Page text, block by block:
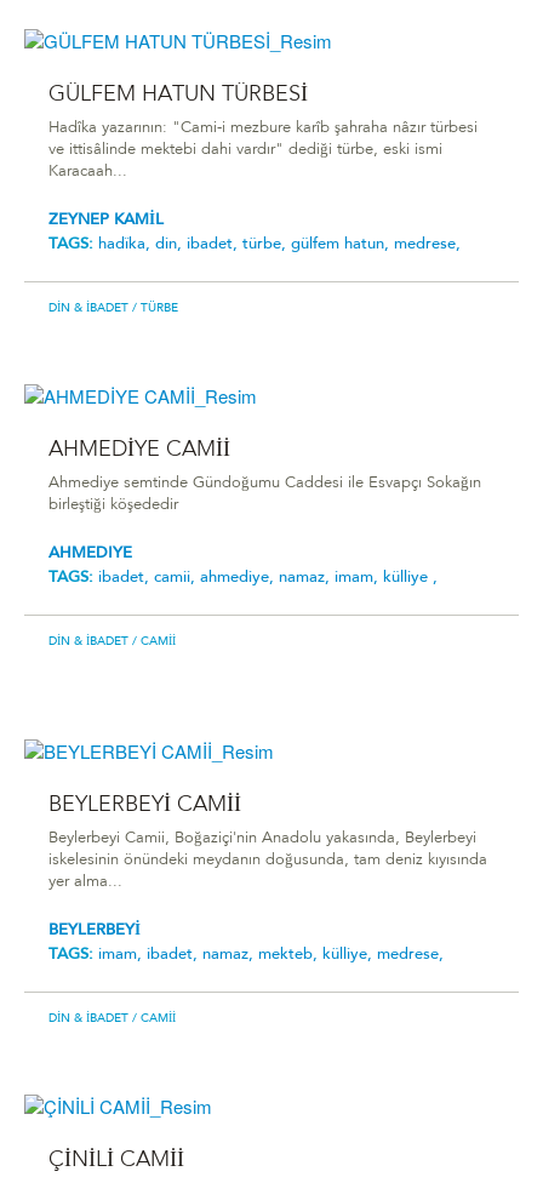
GÜLFEM HATUN TÜRBESİ
Hadîka yazarının: "Cami-i mezbure karîb şahraha nâzır türbesi
ve ittisâlinde mektebi dahi vardır" dediği türbe, eski ismi
Karacaah...
ZEYNEP KAMİL
TAGS: hadîka, din, i̇badet, türbe, gülfem hatun, medrese,
DIN & İBADET / TÜRBE
AHMEDİYE CAMİİ
Ahmediye semtinde Gündoğumu Caddesi ile Esvapçı Sokağın
birleştiği köşededir
AHMEDIYE
TAGS: ibadet, camii, ahmediye, namaz, imam, külliye ,
DIN & İBADET / CAMII
BEYLERBEYİ CAMİİ
Beylerbeyi Camii, Boğaziçi'nin Anadolu yakasında, Beylerbeyi
iskelesinin önündeki meydanın doğusunda, tam deniz kıyısında
yer alma...
BEYLERBEYİ
TAGS: imam, ibadet, namaz, mekteb, külliye, medrese,
DIN & İBADET / CAMII
ÇİNİLİ CAMİİ